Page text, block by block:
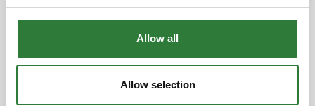
Allow all
Allow selection